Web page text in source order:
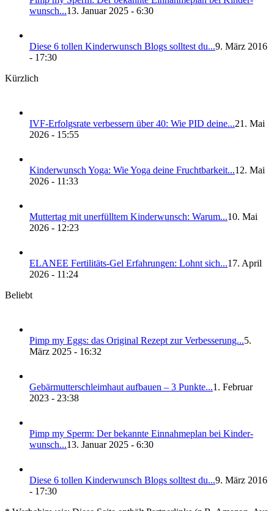
wunsch...13. Januar 2025 - 6:30
Die­se 6 tol­len Kin­der­wunsch Blogs soll­test du...9. März 2016
- 17:30
Kürzlich
IVF-Erfolgs­ra­te ver­bes­sern über 40: Wie PID dei­ne...21. Mai
2026 - 15:55
Kin­der­wunsch Yoga: Wie Yoga dei­ne Frucht­bar­keit...12. Mai
2026 - 11:33
Mut­ter­tag mit uner­füll­tem Kin­der­wunsch: War­um...10. Mai
2026 - 12:23
ELANEE Fer­ti­li­täts-Gel Erfah­run­gen: Lohnt sich...17. April
2026 - 11:24
Beliebt
Pimp my Eggs: das Ori­gi­nal Rezept zur Ver­bes­se­rung...5.
März 2025 - 16:32
Gebär­mut­ter­schleim­haut auf­bau­en – 3 Punk­te...1. Februar
2023 - 23:38
Pimp my Sperm: Der bekann­te Ein­nah­me­plan bei Kin­der­
wunsch...13. Januar 2025 - 6:30
Die­se 6 tol­len Kin­der­wunsch Blogs soll­test du...9. März 2016
- 17:30